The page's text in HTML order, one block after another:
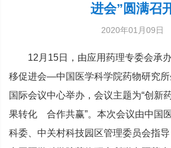
进会”圆满召
2020年01月09日
12月15日，由应用药理专委会承
移促进会—中国医学科学院药物研究
国际会议中心举办，会议主题为“创
果转化 合作共赢”。本次会议由中国
科委、中关村科技园区管理委员会指导